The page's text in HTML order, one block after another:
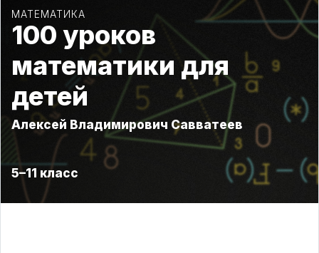
МАТЕМАТИКА
100 уроков
математики для
детей
Алексей Владимирович Савватеев
5–11 класс